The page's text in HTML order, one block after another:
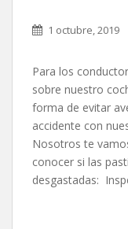
1 octubre, 2019
Para los
sobre nuestro
forma de evitar
accidente con
Nosotros te
conocer si las
desgastadas: